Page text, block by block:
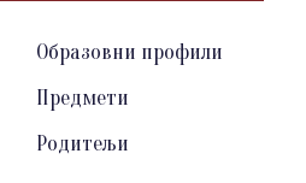
Образовни профили
Предмети
Родитељи